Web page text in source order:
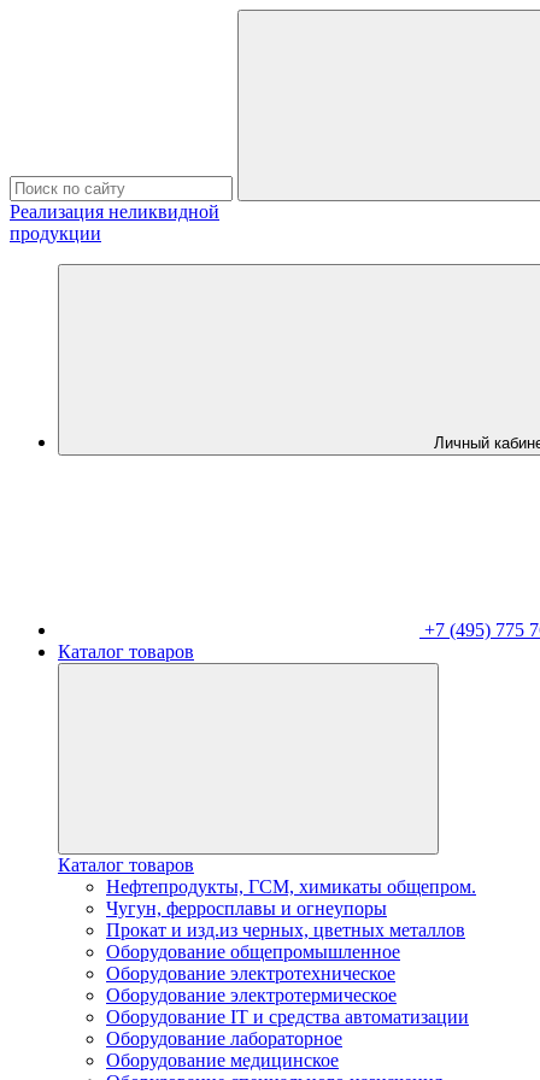
Реализация неликвидной
продукции
Личный
+7 (495) 775
Каталог товаров
Каталог товаров
Нефтепродукты, ГСМ, химикаты общепром.
Чугун, ферросплавы и огнеупоры
Прокат и изд.из черных, цветных металлов
Оборудование общепромышленное
Оборудование электротехническое
Оборудование электротермическое
Оборудование IT и средства автоматизации
Оборудование лабораторное
Оборудование медицинское